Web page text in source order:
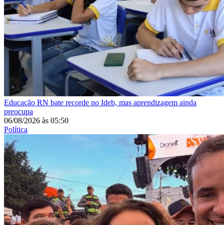
Educação RN bate recorde no Ideb, mas aprendizagem ainda
preocupa
06/08/2026 às 05:50
Política